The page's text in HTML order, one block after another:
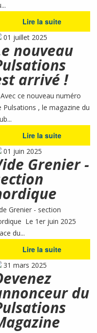
Lire la suite
01 juillet 2025
nouveau
arrivé !
Avec ce nouveau numéro
Pulsations , le magazine du
Lire la suite
01 juin 2025
Grenier -
Grenier - section
Le 1er juin 2025
du...
Lire la suite
31 mars 2025
du